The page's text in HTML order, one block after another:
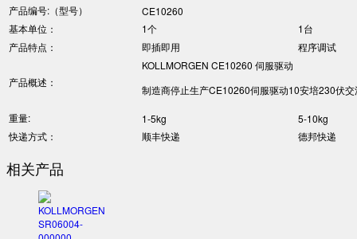
产品编号:（型号）
CE10260
基本单位：
1个
1台
产品特点：
即插即用 程序调试
产品概述：
KOLLMORGEN CE10260 伺服驱动
制造商停止生产CE10260伺服驱动10安培230伏
重量: 1-5kg
5-10kg
快递方式：
顺丰快递 德邦快递
相关产品